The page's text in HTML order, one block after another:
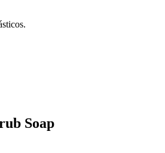
Soap